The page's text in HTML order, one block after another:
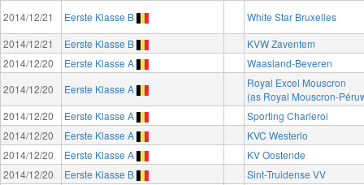
2014/12/21 Eerste Klasse B
White Star Bruxelles
2014/12/21
Eerste Klasse B
KVW Zaventem
2014/12/20
Eerste Klasse A
Waasland-Beveren
2014/12/20
Eerste Klasse A
Royal Excel Mouscron
(as Royal Mouscron-
2014/12/20
Eerste Klasse A
Sporting Charleroi
2014/12/20
Eerste Klasse A
KVC Westerlo
2014/12/20
Eerste Klasse A
KV Oostende
2014/12/20
Eerste Klasse B
Sint-Truidense VV